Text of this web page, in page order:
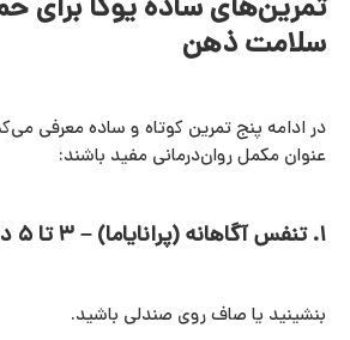
تمرین‌های ساده یوگا برای
سلامت ذهن
در ادامه پنج تمرین کوتاه و ساده معرفی
عنوان مکمل روان‌درمانی مفید باشند:
۱. تنفس آگاهانه (پرانایاما) – ۳ تا ۵ دقیقه
بنشینید یا صاف روی صندلی باشید.